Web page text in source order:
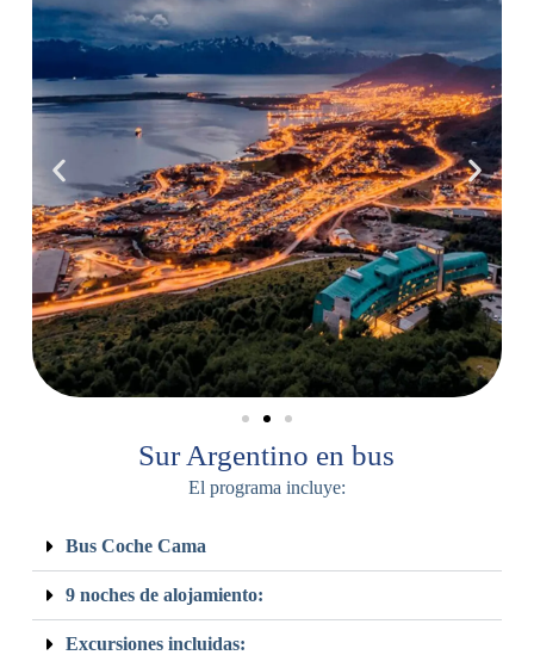
Sur Argentino en bus
El programa incluye:
Bus Coche Cama
9 noches de alojamiento:
Excursiones incluidas: